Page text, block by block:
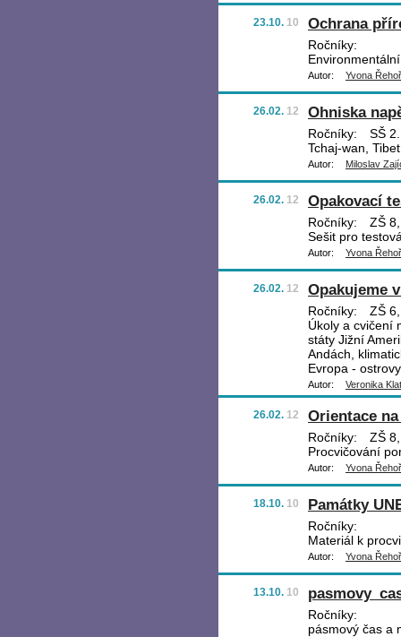
23.10. 10 Ochrana
Ročníky:
Autor: Yvona
26.02. 12 Ohniska
Ročníky:
SŠ
Tchaj-wan,
Autor: Miloslav
26.02. 12 Opakovací
Ročníky:
ZŠ
Sešit pro
Autor: Yvona
26.02. 12 Opakujeme
Ročníky:
ZŠ
Úkoly a cvičení
státy Jižní
Andách,
Evropa -
Autor: Veronika
26.02. 12 Orientace
Ročníky:
ZŠ 8,
Procvičování
Autor: Yvona
18.10. 10 Památky
Ročníky:
Materiál k
Autor: Yvona
13.10. 10
Ročníky:
pásmový čas a